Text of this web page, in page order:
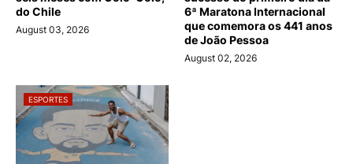
do Chile
August 03, 2026
6ª Maratona Internacional
que comemora os 441 anos
de João Pessoa
August 02, 2026
ESPORTES